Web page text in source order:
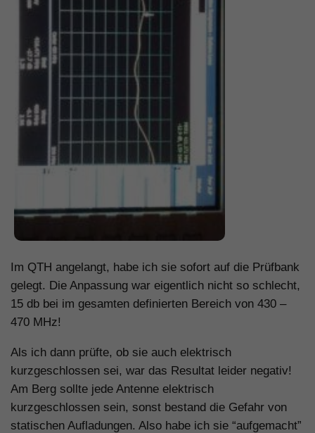
Im QTH angelangt, habe ich sie sofort auf die Prüfbank
gelegt. Die Anpassung war eigentlich nicht so schlecht,
15 db bei im gesamten definierten Bereich von 430 –
470 MHz!
Als ich dann prüfte, ob sie auch elektrisch
kurzgeschlossen sei, war das Resultat leider negativ!
Am Berg sollte jede Antenne elektrisch
kurzgeschlossen sein, sonst bestand die Gefahr von
statischen Aufladungen. Also habe ich sie “aufgemacht”